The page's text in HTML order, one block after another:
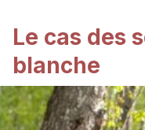
Le cas des
blanche